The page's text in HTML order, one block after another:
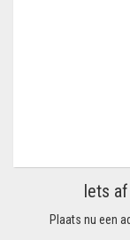
Iets
Plaats nu een